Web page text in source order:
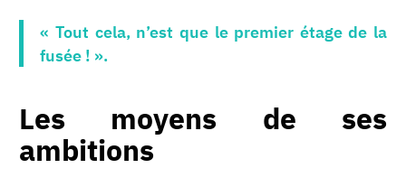
« Tout cela, n’est que le premier étage de la
fusée ! ».
Les moyens de ses
ambitions